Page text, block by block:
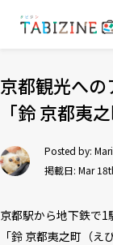
京都観光へ
「鈴 京都夷
Posted by:
掲載日: Mar
京都駅から地下鉄で
「鈴 京都夷之町（